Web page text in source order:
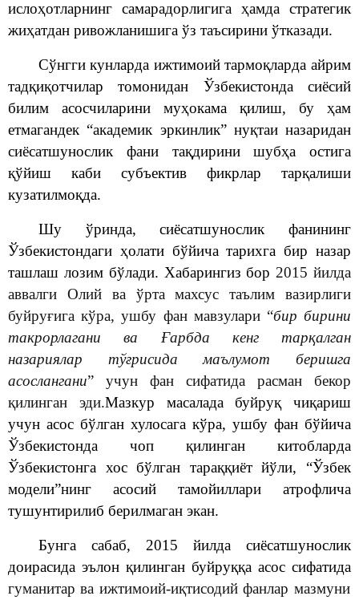
ислоҳотларнинг самарадорлигига ҳамда стратегик
жиҳатдан ривожланишига ўз таъсирини ўтказади.
Сўнгги кунларда ижтимоий тармоқларда айрим
тадқиқотчилар томонидан Ўзбекистонда сиёсий
билим асосчиларини муҳокама қилиш, бу ҳам
етмагандек “академик эркинлик” нуқтаи назаридан
сиёсатшунослик фани тақдирини шубҳа остига
қўйиш каби субъектив фикрлар тарқалиши
кузатилмоқда.
Шу ўринда, сиёсатшунослик фанининг
Ўзбекистондаги ҳолати бўйича тарихга бир назар
ташлаш лозим бўлади. Хабарингиз бор 2015 йилда
аввалги Олий ва ўрта махсус таълим вазирлиги
буйруғига кўра, ушбу фан мавзулари “бир бирини
такрорлагани ва Ғарбда кенг тарқалган
назариялар тўғрисида маълумот беришга
асослангани” учун фан сифатида расман бекор
қилинган эди.Мазкур масалада буйруқ чиқариш
учун асос бўлган хулосага кўра, ушбу фан бўйича
Ўзбекистонда чоп қилинган китобларда
Ўзбекистонга хос бўлган тараққиёт йўли, “Ўзбек
модели”нинг асосий тамойиллари атрофлича
тушунтирилиб берилмаган экан.
Бунга сабаб, 2015 йилда сиёсатшунослик
доирасида эълон қилинган буйруққа асос сифатида
гуманитар ва ижтимоий-иқтисодий фанлар мазмуни